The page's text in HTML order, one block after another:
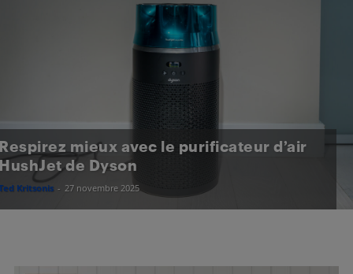
mieux avec le purificateur d’air
de Dyson
Kritsonis - 27 novembre 2025